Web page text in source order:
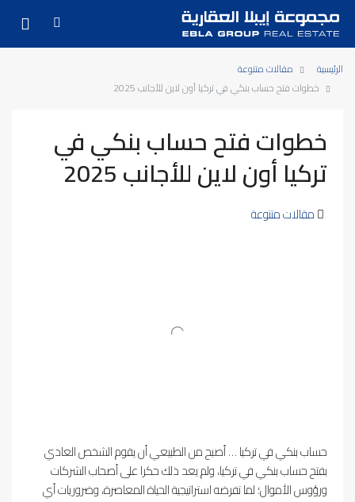
الرئيسية
مقالات متنوعة
خطوات فتح حساب بنكي في تركيا أون لاين للأجانب 2025
خطوات فتح حساب بنكي في
تركيا أون لاين للأجانب 2025
مقالات متنوعة
حساب بنكي في تركيا … أصبح من الطبيعي أن يقوم الشخص العادي
بفتح حساب بنكي في تركيا، ولم يعد ذلك حكرا على أصحاب الشركات
ورؤوس الأموال؛ لما تفرضه استراتيجية الحياة المعاصرة، وضروريات أي